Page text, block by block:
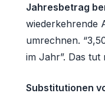
Jahresbetrag
wiederkehrende
umrechnen.
im Jahr”. Das tut
Substitutionen